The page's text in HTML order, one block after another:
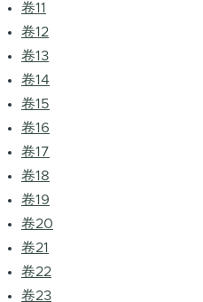
卷11
卷12
卷13
卷14
卷15
卷16
卷17
卷18
卷19
卷20
卷21
卷22
卷23